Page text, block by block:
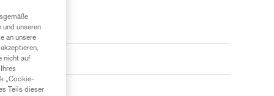
und unseren
an unsere
nicht auf
„Cookie-
Teils dieser